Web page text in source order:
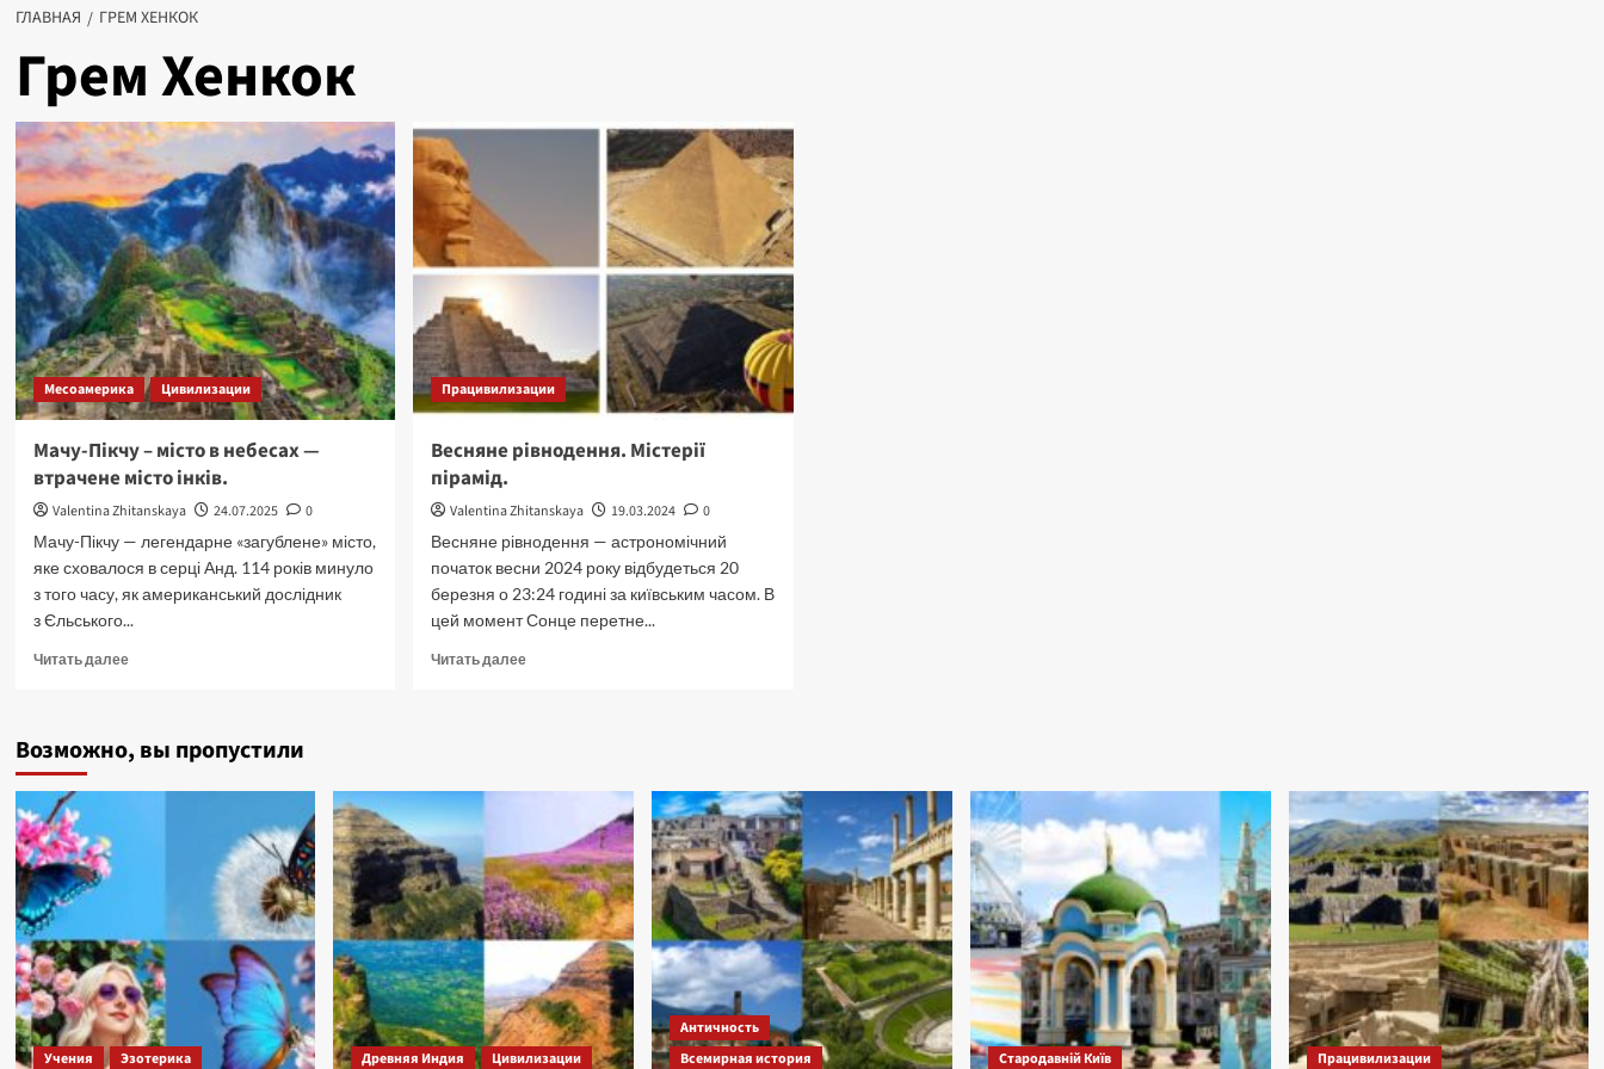
ГЛАВНАЯ ГРЕМ ХЕНКОК
Грем Хенкок
Месоамерика Цивилизации
Мачу-Пікчу – місто в небесах —
втрачене місто інків.
Valentina Zhitanskaya 24.07.2025
0
Мачу-Пікчу — легендарне «загублене» місто,
яке сховалося в серці Анд. 114 років минуло
з того часу, як американський дослідник
з Єльського...
Читать далееПрочитать
Пікчу
місто
Працивилизации
Весняне рівнодення. Містерії
пірамід.
Valentina Zhitanskaya 19.03.2024
0
Весняне рівнодення — астрономічний
початок весни 2024 року відбудеться 20
березня о 23:24 годині за київським часом. В
цей момент Сонце перетне...
Читать далееПрочитать
пірамід.
Возможно, вы пропустили
Учения Эзотерика Древняя Индия Цивилизации
Античность
Всемирная история
Стародавній Київ Працивилизации